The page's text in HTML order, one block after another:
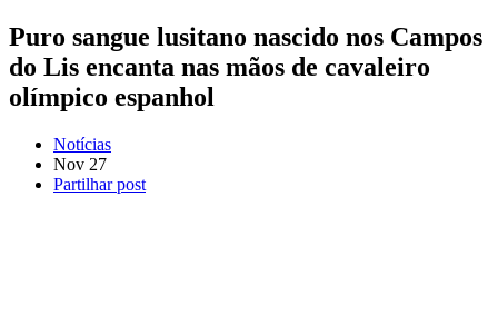
Puro sangue lusitano nascido nos Campos
do Lis encanta nas mãos de cavaleiro
olímpico espanhol
Notícias
Nov 27
Partilhar post